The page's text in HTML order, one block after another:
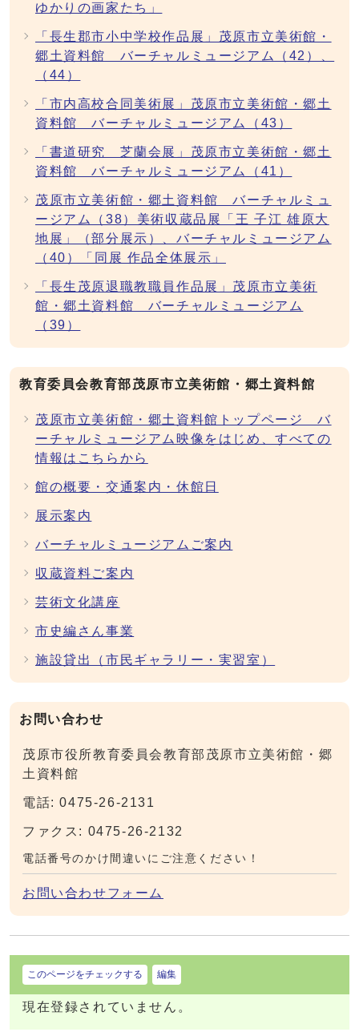
ゆかりの画家たち」
「長生郡市小中学校作品展」茂原市立美術館・
郷土資料館 バーチャルミュージアム（42）、
（44）
「市内高校合同美術展」茂原市立美術館・郷土
資料館 バーチャルミュージアム（43）
「書道研究 芝蘭会展」茂原市立美術館・郷土
資料館 バーチャルミュージアム（41）
茂原市立美術館・郷土資料館 バーチャルミュ
ージアム（38）美術収蔵品展「王 子江 雄原大
地展」（部分展示）、バーチャルミュージアム
（40）「同展 作品全体展示」
「長生茂原退職教職員作品展」茂原市立美術
館・郷土資料館 バーチャルミュージアム
（39）
教育委員会教育部茂原市立美術館・郷土資料館
茂原市立美術館・郷土資料館トップページ バ
ーチャルミュージアム映像をはじめ、すべての
情報はこちらから
館の概要・交通案内・休館日
展示案内
バーチャルミュージアムご案内
収蔵資料ご案内
芸術文化講座
市史編さん事業
施設貸出（市民ギャラリー・実習室）
お問い合わせ
茂原市役所教育委員会教育部茂原市立美術館・郷
土資料館
電話: 0475-26-2131
ファクス: 0475-26-2132
電話番号のかけ間違いにご注意ください！
お問い合わせフォーム
このページをチェックする 編集
現在登録されていません。